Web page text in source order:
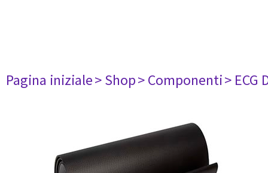
Pagina iniziale> Shop> Componenti> ECG